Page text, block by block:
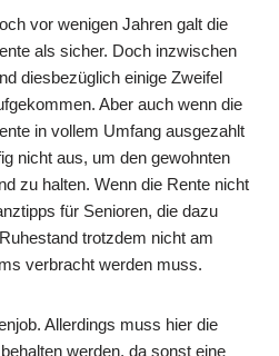
vor wenigen Jahren galt die
als sicher. Doch inzwischen
diesbezüglich einige Zweifel
Aber auch wenn die
in vollem Umfang ausgezahlt
nicht aus, um den gewohnten
zu halten. Wenn die Rente nicht
für Senioren, die dazu
trotzdem nicht am
verbracht werden muss.
Allerdings muss hier die
werden, da sonst eine